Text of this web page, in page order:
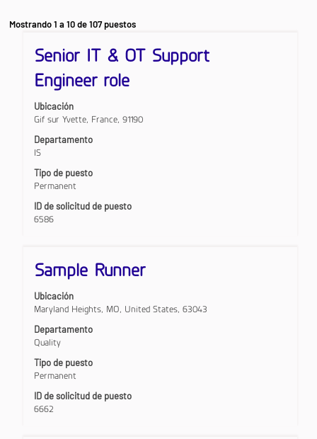
Mostrando 1 a 10 de 107 puestosResultados
búsqueda
de
10
lista
de
Seleccione
para
Título
Senior IT & OT Support
Engineer role
Ubicación
Gif sur Yvette, France, 91190
Departamento
IS
Tipo de puesto
Permanent
ID de solicitud de puesto
6586
Utilice
la
barra
espaciadora
para
ver
el
contenido
completo
la
información
del
puesto.
Título
Sample Runner
Ubicación
Maryland Heights, MO, United States, 63043
Departamento
Quality
Tipo de puesto
Permanent
ID de solicitud de puesto
6662
Utilice
la
espaciadora
para
ver
el
completo
de
la
información
del